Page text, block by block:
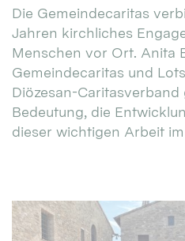
Die Gemeindecaritas
Jahren kirchliches
Menschen vor Ort. Anita
Gemeindecaritas und
Diözesan-
Bedeutung, die
dieser wichtigen Arbeit im